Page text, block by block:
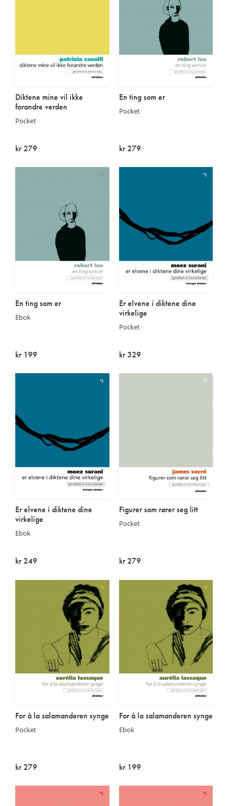
Diktene mine vil ikke
forandre verden
Pocket
kr 279
En ting som er
Pocket
kr 279
En ting som er
Ebok
kr 199
Er elvene i diktene dine
virkelige
Pocket
kr 329
Er elvene i diktene dine
virkelige
Ebok
kr 249
Figurer som rører seg litt
Pocket
kr 279
For å la salamanderen synge
Pocket
kr 279
For å la salamanderen synge
Ebok
kr 199